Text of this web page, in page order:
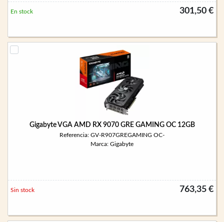
301,50 €
En stock
Gigabyte VGA AMD RX 9070 GRE GAMING OC 12GB
Referencia: GV-R907GREGAMING OC-
Marca: Gigabyte
763,35 €
Sin stock